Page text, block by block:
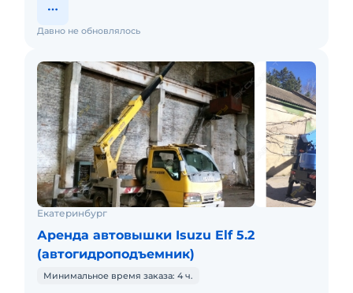
Давно не обновлялось
Екатеринбург
Аренда автовышки Isuzu Elf 5.2
(автогидроподъемник)
Минимальное время заказа: 4 ч.